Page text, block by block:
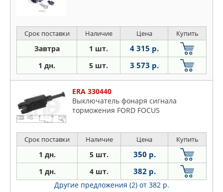
Срок поставки Наличие Цена Купить
Завтра 1 шт. 4 315 р.
1 дн. 5 шт. 3 573 р.
ERA 330440
Выключатель фонаря сигнала
торможения FORD FOCUS
Срок поставки Наличие Цена Купить
1 дн. 5 шт. 350 р.
1 дн. 4 шт. 382 р.
Другие предложения (2) от 382 р.